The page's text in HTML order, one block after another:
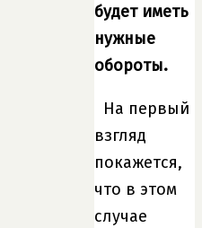
будет иметь
нужные
обороты.
На первый
взгляд
покажется,
что в этом
случае